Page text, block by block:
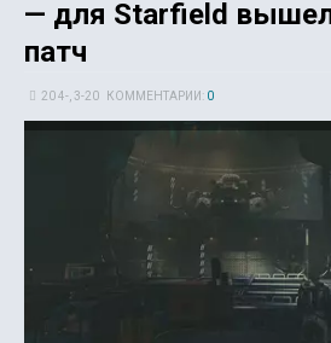
— для Starfield
патч
20 4-, 3-20 КОММЕНТАРИИ: 0